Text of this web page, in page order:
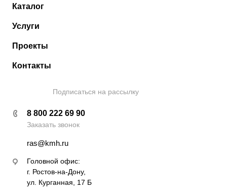
Каталог
Услуги
Проекты
Контакты
Подписаться на рассылку
8 800 222 69 90
Заказать звонок
ras@kmh.ru
Головной офис:
г. Ростов-на-Дону,
ул. Курганная, 17 Б